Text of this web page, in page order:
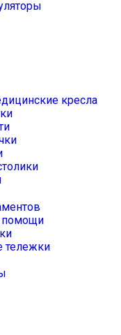
кресла
помощи
тележки